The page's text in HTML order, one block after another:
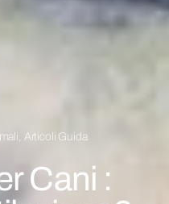
Articoli Guida
Cani :